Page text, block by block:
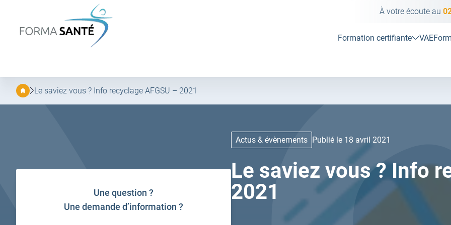
au
menu
au
contenu
À votre écoute au
Formation certifiante VAE
Le saviez vous ? Info recyclage AFGSU – 2021
Une question ?
Une demande d’information ?
Actus & évènements Publié le 18 avril 2021
Le saviez vous ? Info
2021